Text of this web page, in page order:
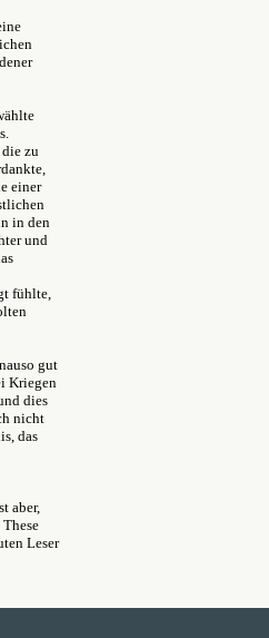
die zu
einer
in den
und
fühlte,
gut
Kriegen
dies
nicht
das
aber,
Leser